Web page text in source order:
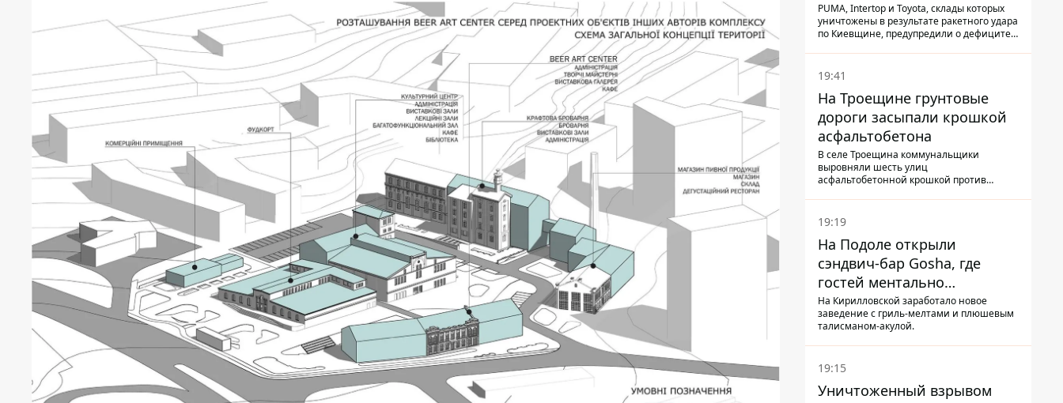
PUMA, Intertop и Toyota, склады которых
уничтожены в результате ракетного удара
по Киевщине, предупредили о дефиците
19:41
На Троещине грунтовые
дороги засыпали крошкой
асфальтобетона
В селе Троещина коммунальщики
выровняли шесть улиц
асфальтобетонной крошкой против
19:19
На Подоле открыли
сэндвич-бар Gosha, где
гостей ментально
разгружает акула
На Кирилловской заработало новое
заведение с гриль-мелтами и плюшевым
талисманом-акулой.
19:15
Уничтоженный взрывом